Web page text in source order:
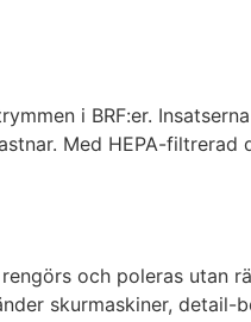
i BRF:er.
Med HEPA-filtrerad
och poleras utan
skurmaskiner, detail-